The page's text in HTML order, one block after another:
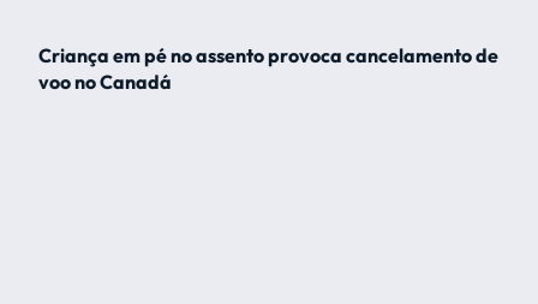
Criança em pé no assento provoca cancelamento de
voo no Canadá